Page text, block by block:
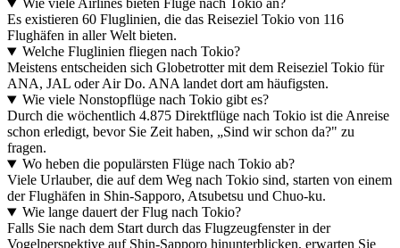
Wie viele Airlines bieten Flüge nach Tokio an?
Es existieren 60 Fluglinien, die das Reiseziel Tokio von 116
Flughäfen in aller Welt bieten.
Welche Fluglinien fliegen nach Tokio?
Meistens entscheiden sich Globetrotter mit dem Reiseziel Tokio für
ANA, JAL oder Air Do. ANA landet dort am häufigsten.
Wie viele Nonstopflüge nach Tokio gibt es?
Durch die wöchentlich 4.875 Direktflüge nach Tokio ist die Anreise
schon erledigt, bevor Sie Zeit haben, „Sind wir schon da?" zu
fragen.
Wo heben die populärsten Flüge nach Tokio ab?
Viele Urlauber, die auf dem Weg nach Tokio sind, starten von einem
der Flughäfen in Shin-Sapporo, Atsubetsu und Chuo-ku.
Wie lange dauert der Flug nach Tokio?
Falls Sie nach dem Start durch das Flugzeugfenster in der
Vogelperspektive auf Shin-Sapporo hinunterblicken, erwarten Sie